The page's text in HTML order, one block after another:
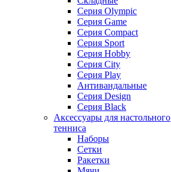
Серия Olympic
Серия Game
Серия Compact
Серия Sport
Серия Hobby
Серия City
Серия Play
Антивандальные
Серия Design
Серия Black
Аксессуары для настольного
тенниса
Наборы
Сетки
Ракетки